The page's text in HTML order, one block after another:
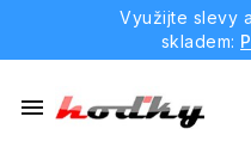
Využijte slevy
skladem:
menu